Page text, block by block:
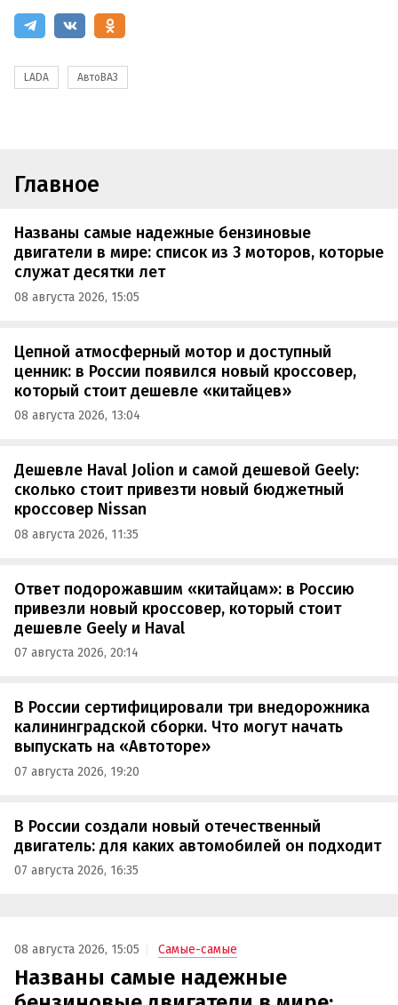
LADA АвтоВАЗ
Главное
Названы самые надежные бензиновые
двигатели в мире: список из 3 моторов, которые
служат десятки лет
08 августа 2026, 15:05
Цепной атмосферный мотор и доступный
ценник: в России появился новый кроссовер,
который стоит дешевле «китайцев»
08 августа 2026, 13:04
Дешевле Haval Jolion и самой дешевой Geely:
сколько стоит привезти новый бюджетный
кроссовер Nissan
08 августа 2026, 11:35
Ответ подорожавшим «китайцам»: в Россию
привезли новый кроссовер, который стоит
дешевле Geely и Haval
07 августа 2026, 20:14
В России сертифицировали три внедорожника
калининградской сборки. Что могут начать
выпускать на «Автоторе»
07 августа 2026, 19:20
В России создали новый отечественный
двигатель: для каких автомобилей он подходит
07 августа 2026, 16:35
08 августа 2026, 15:05 Самые-самые
Названы самые надежные